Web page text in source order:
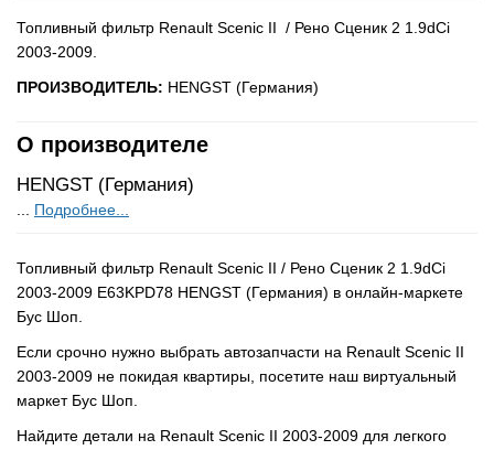
Топливный фильтр Renault Scenic II / Рено Сценик 2 1.9dCi
2003-2009.
ПРОИЗВОДИТЕЛЬ: HENGST (Германия)
О производителе
HENGST (Германия)
Подробнее...
Топливный фильтр Renault Scenic II / Рено Сценик 2 1.9dCi
2003-2009 E63KPD78 HENGST (Германия) в онлайн-маркете
Бус Шоп.
Если срочно нужно выбрать автозапчасти на Renault Scenic II
2003-2009 не покидая квартиры, посетите наш виртуальный
маркет Бус Шоп.
Найдите детали на Renault Scenic II 2003-2009 для легкого